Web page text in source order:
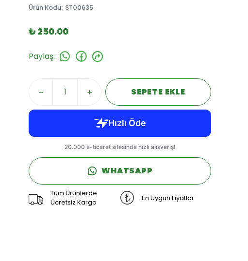
Ürün Kodu: ST00635
₺ 250.00
Paylaş:
SEPETE EKLE
WHATSAPP
Tüm Ürünlerde
Ücretsiz Kargo
En Uygun Fiyatlar